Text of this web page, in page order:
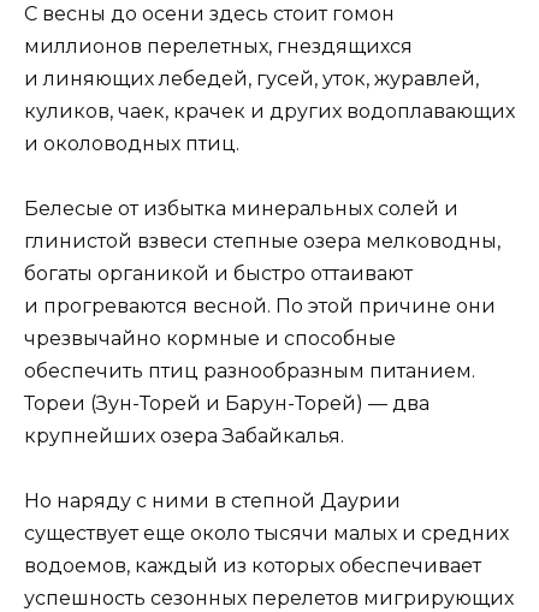
С весны до осени здесь стоит гомон
миллионов перелетных, гнездящихся
и линяющих лебедей, гусей, уток, журавлей,
куликов, чаек, крачек и других водоплавающих
и околоводных птиц.
Белесые от избытка минеральных солей и
глинистой взвеси степные озера мелководны,
богаты органикой и быстро оттаивают
и прогреваются весной. По этой причине они
чрезвычайно кормные и способные
обеспечить птиц разнообразным питанием.
Тореи (Зун-Торей и Барун-Торей) — два
крупнейших озера Забайкалья.
Но наряду с ними в степной Даурии
существует еще около тысячи малых и средних
водоемов, каждый из которых обеспечивает
успешность сезонных перелетов мигрирующих